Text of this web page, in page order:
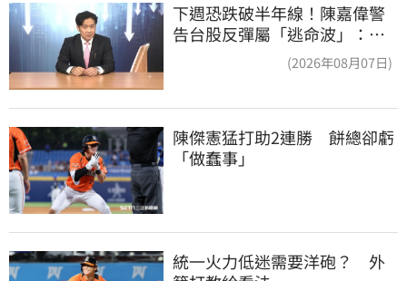
下週恐跌破半年線！陳嘉偉警
告台股反彈屬「逃命波」：空
(2026年08月07日)
陳傑憲猛打助2連勝　餅總卻虧
「做蠢事」
統一火力低迷需要洋砲？　外